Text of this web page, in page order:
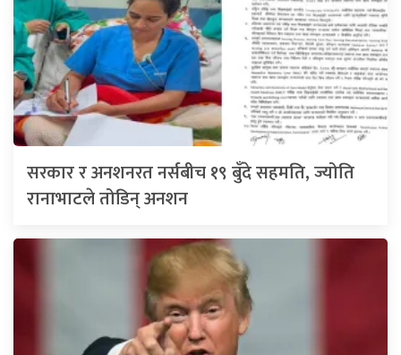
सरकार र अनशनरत नर्सबीच १९ बुँदे सहमति, ज्योति
रानाभाटले तोडिन् अनशन